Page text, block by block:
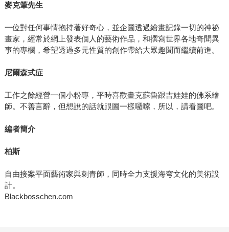
麥克筆先生
一位對任何事情抱持著好奇心，並企圖透過繪畫記錄一切的神祕
畫家，經常於網上發表個人的藝術作品，和撰寫世界各地奇聞異
事的專欄，希望透過多元性質的創作帶給大眾趣聞而繼續前進。
尼爾森式症
工作之餘經營一個小粉專，平時喜歡畫克蘇魯跟吉娃娃的佛系繪
師。不善言辭，但想說的話就跟圖一樣囉嗦，所以，請看圖吧。
編者簡介
柏斯
自由接案平面藝術家與刺青師，同時全力支援海穹文化的美術設
計。
Blackbosschen.com